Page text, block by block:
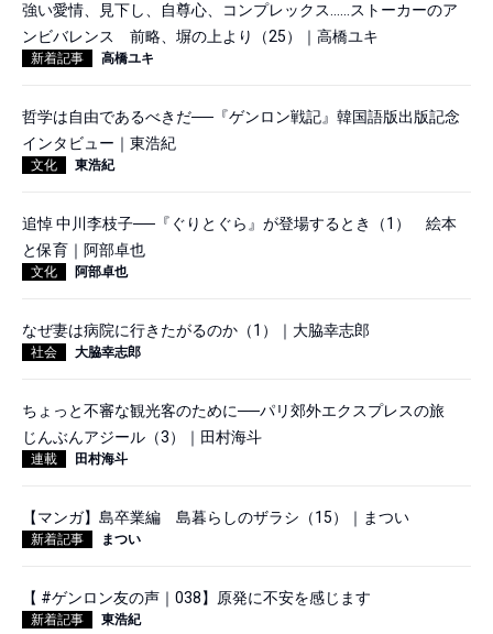
強い愛情、見下し、自尊心、コンプレックス……ストーカーのア
ンビバレンス 前略、塀の上より（25）｜高橋ユキ
新着記事 高橋ユキ
哲学は自由であるべきだ──『ゲンロン戦記』韓国語版出版記念
インタビュー｜東浩紀
文化 東浩紀
追悼 中川李枝子──『ぐりとぐら』が登場するとき（1） 絵本
と保育｜阿部卓也
文化 阿部卓也
なぜ妻は病院に行きたがるのか（1）｜大脇幸志郎
社会 大脇幸志郎
ちょっと不審な観光客のために──パリ郊外エクスプレスの旅
じんぶんアジール（3）｜田村海斗
連載 田村海斗
【マンガ】島卒業編 島暮らしのザラシ（15）｜まつい
新着記事 まつい
【 #ゲンロン友の声｜038】原発に不安を感じます
新着記事 東浩紀